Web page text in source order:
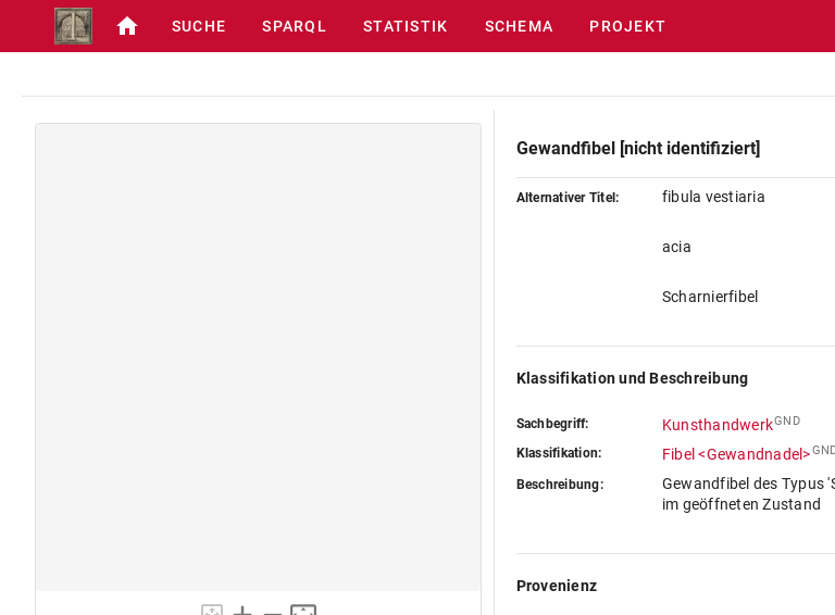
SUCHE SPARQL STATISTIK SCHEMA PROJEKT
Gewandfibel [nicht identifiziert]
Alternativer Titel: fibula vestiaria
acia
Scharnierfibel
Klassifikation und Beschreibung
Sachbegriff: KunsthandwerkGND
Klassifikation: Fibel <Gewandnadel>
Beschreibung:
Gewandfibel des Typus
im geöffneten Zustand
Provenienz